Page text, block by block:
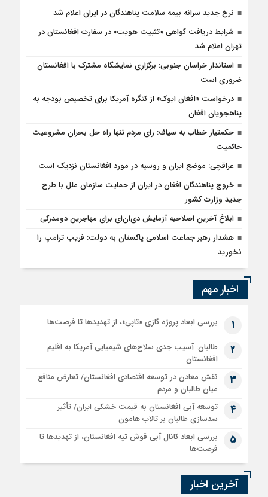
نرخ جدید سرانه بیمه سلامت پناهندگان در ایران اعلام شد
شرایط دریافت گواهی «تثبیت هویت» در سفارت افغانستان در
تهران اعلام شد
استاندار خراسان جنوبی: برگزاری نمایشگاه مشترک با افغانستان
ضروری است
درخواست «افغان ایوک» از کنگره آمریکا برای تخصیص بودجه به
پناهجویان افغان
حکمتیار خطاب به سیاف: رای مردم تنها راه حل بحران مشروعیت
حاکمیت
عراقچی: موضع ایران و روسیه در مورد افغانستان نزدیک است
خروج پناهندگان افغان در ایران از حمایت سازمان ملل با طرح
جدید وزارت کشور
ابلاغ آخرین اصلاحیه آزمایش دی‌ان‌ای برای مهاجرین دومدرکی
هشدار رهبر جماعت اسلامی پاکستان به دولت: فریب ترامپ را
نخورید
اخبار مهم
1 بررسی ابعاد پروژه گازی «تاپی»، از تهدیدها تا فرصت‌ها
2
طالبان: آسیب جدی سلاح‌های شیمیایی آمریکا به اقلیم
افغانستان
3
نقش معادن در توسعه اقتصادی افغانستان/ تعارض منافع
میان طالبان و مردم
4
توسعه آبی افغانستان به قیمت خشکی ایران/ تأثیر
سدسازی طالبان بر تالاب هامون
5
بررسی ابعاد کانال آبی قوش تپه افغانستان، از تهدیدها تا
فرصت‌ها
آخرین اخبار